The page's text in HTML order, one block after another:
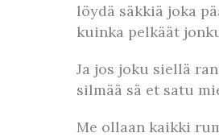
löydä säkkiä joka
kuinka pelkäät
Ja jos joku siellä
silmää sä et satu
Me ollaan kaikki